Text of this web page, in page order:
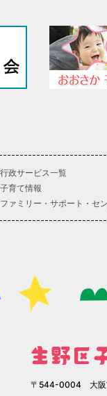
行政サービス一覧
子育て情報
ファミリー・サポート・セ
〒544-0004 大阪